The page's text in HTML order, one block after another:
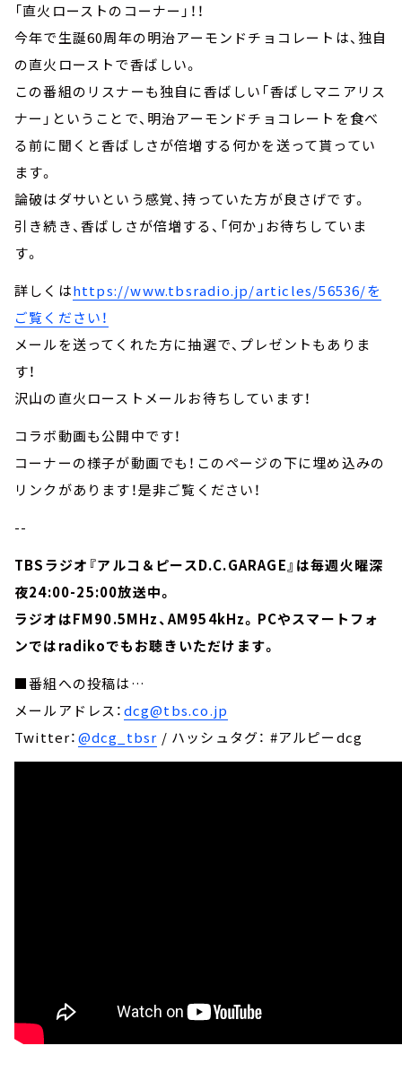
「直火ローストのコーナー」！！
今年で生誕60周年の明治アーモンドチョコレートは、独自
の直火ローストで香ばしい。
この番組のリスナーも独自に香ばしい「香ばしマニアリス
ナー」ということで、明治アーモンドチョコレートを食べ
る前に聞くと香ばしさが倍増する何かを送って貰ってい
ます。
論破はダサいという感覚、持っていた方が良さげです。
引き続き、香ばしさが倍増する、「何か」お待ちしていま
す。
詳しくはhttps://www.tbsradio.jp/articles/56536/を
ご覧ください！
メールを送ってくれた方に抽選で、プレゼントもありま
す！
沢山の直火ローストメールお待ちしています！
コラボ動画も公開中です！
コーナーの様子が動画でも！このページの下に埋め込みの
リンクがあります！是非ご覧ください！
--
TBSラジオ『アルコ＆ピースD.C.GARAGE』は毎週火曜深
夜24:00-25:00放送中。
ラジオはFM90.5MHz、AM954kHz。PCやスマートフォ
ンではradikoでもお聴きいただけます。
■番組への投稿は…
メールアドレス：dcg@tbs.co.jp
Twitter：@dcg_tbsr / ハッシュタグ： #アルピーdcg